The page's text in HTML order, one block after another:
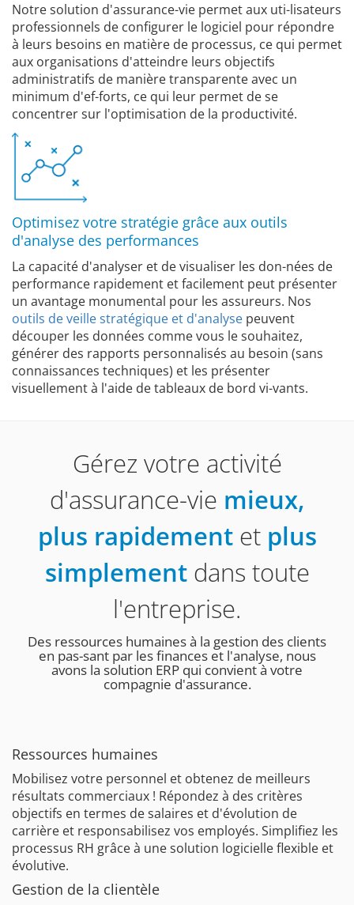
Notre solution d'assurance-vie permet aux uti-lisateurs
professionnels de configurer le logiciel pour répondre
à leurs besoins en matière de processus, ce qui permet
aux organisations d'atteindre leurs objectifs
administratifs de manière transparente avec un
minimum d'ef-forts, ce qui leur permet de se
concentrer sur l'optimisation de la productivité.
Optimisez votre stratégie grâce aux outils
d'analyse des performances
La capacité d'analyser et de visualiser les don-nées de
performance rapidement et facilement peut présenter
un avantage monumental pour les assureurs. Nos
outils de veille stratégique et d'analyse peuvent
découper les données comme vous le souhaitez,
générer des rapports personnalisés au besoin (sans
connaissances techniques) et les présenter
visuellement à l'aide de tableaux de bord vi-vants.
Gérez votre activité
d'assurance-vie mieux,
plus rapidementet plus
simplementdans toute
l'entreprise.
Des ressources humaines à la gestion des clients
en pas-sant par les finances et l'analyse, nous
avons la solution ERP qui convient à votre
compagnie d'assurance.
Ressources humaines
Mobilisez votre personnel et obtenez de meilleurs
résultats commerciaux ! Répondez à des critères
objectifs en termes de salaires et d'évolution de
carrière et responsabilisez vos employés. Simplifiez les
processus RH grâce à une solution logicielle flexible et
évolutive.
Gestion de la clientèle